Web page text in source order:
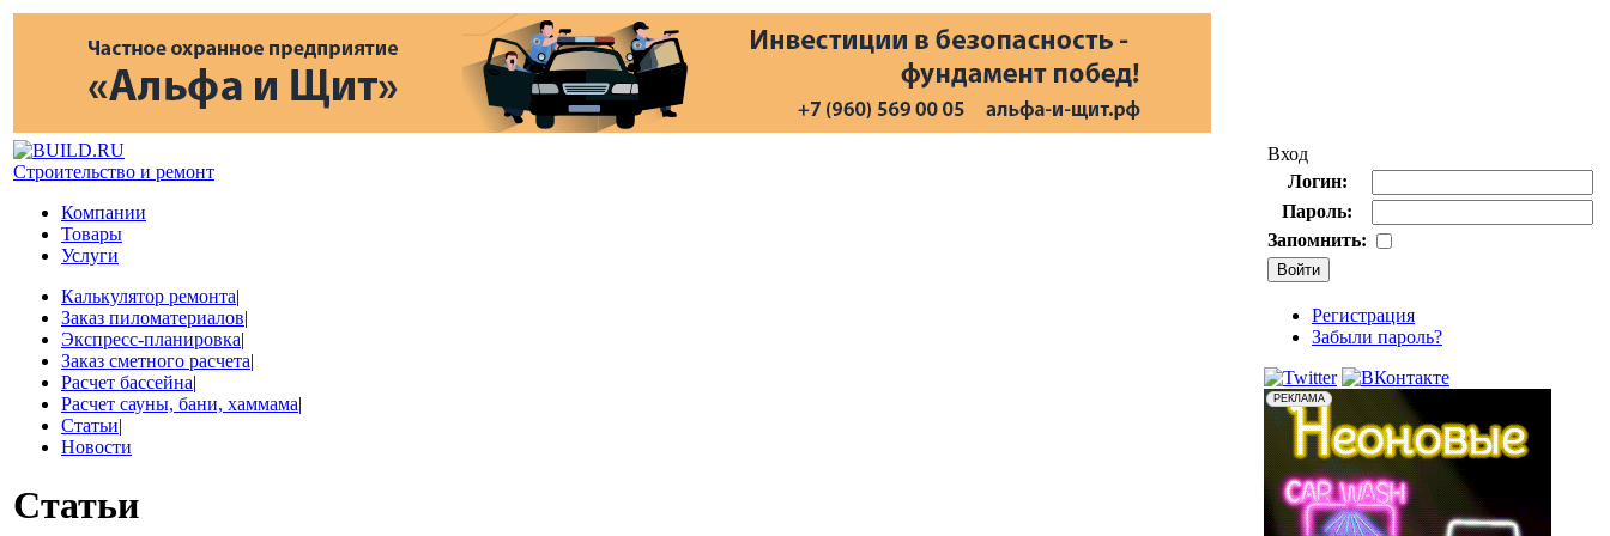
Строительство и ремонт
Компании
Товары
Услуги
Калькулятор ремонта|
Заказ пиломатериалов|
Экспресс-планировка|
Заказ сметного расчета|
Расчет бассейна|
Расчет сауны, бани, хаммама|
Статьи|
Новости
Статьи
Вход
Логин:
Пароль:
Запомнить:
Регистрация
Забыли пароль?